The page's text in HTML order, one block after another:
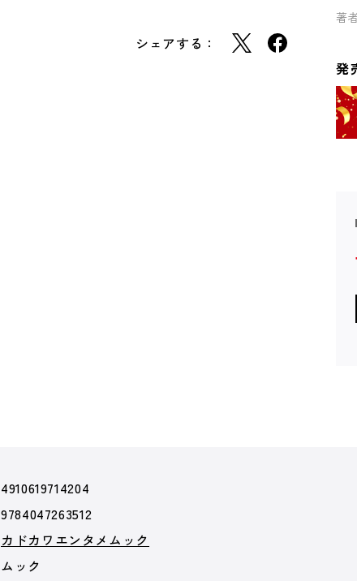
シェアする：
著
発
4910619714204
9784047263512
カドカワエンタメムック
ムック